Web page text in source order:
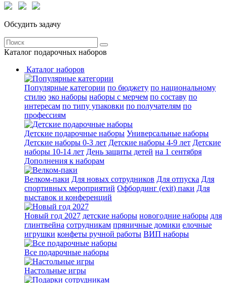
Обсудить задачу
Каталог подарочных наборов
Каталог наборов
Популярные категории по бюджету по национальному
стилю эко наборы наборы с мерчем по составу по
интересам по типу упаковки по получателям по
профессиям
Детские подарочные наборы Универсальные наборы
Детские наборы 0-3 лет Детские наборы 4-9 лет Детские
наборы 10-14 лет День защиты детей на 1 сентября
Дополнения к наборам
Велком-паки Для новых сотрудников Для отпуска Для
спортивных мероприятий Офбординг (exit) паки Для
выставок и конференций
Новый год 2027 детские наборы новогодние наборы для
глинтвейна сотрудникам пряничные домики елочные
игрушки конфеты ручной работы ВИП наборы
Все подарочные наборы
Настольные игры